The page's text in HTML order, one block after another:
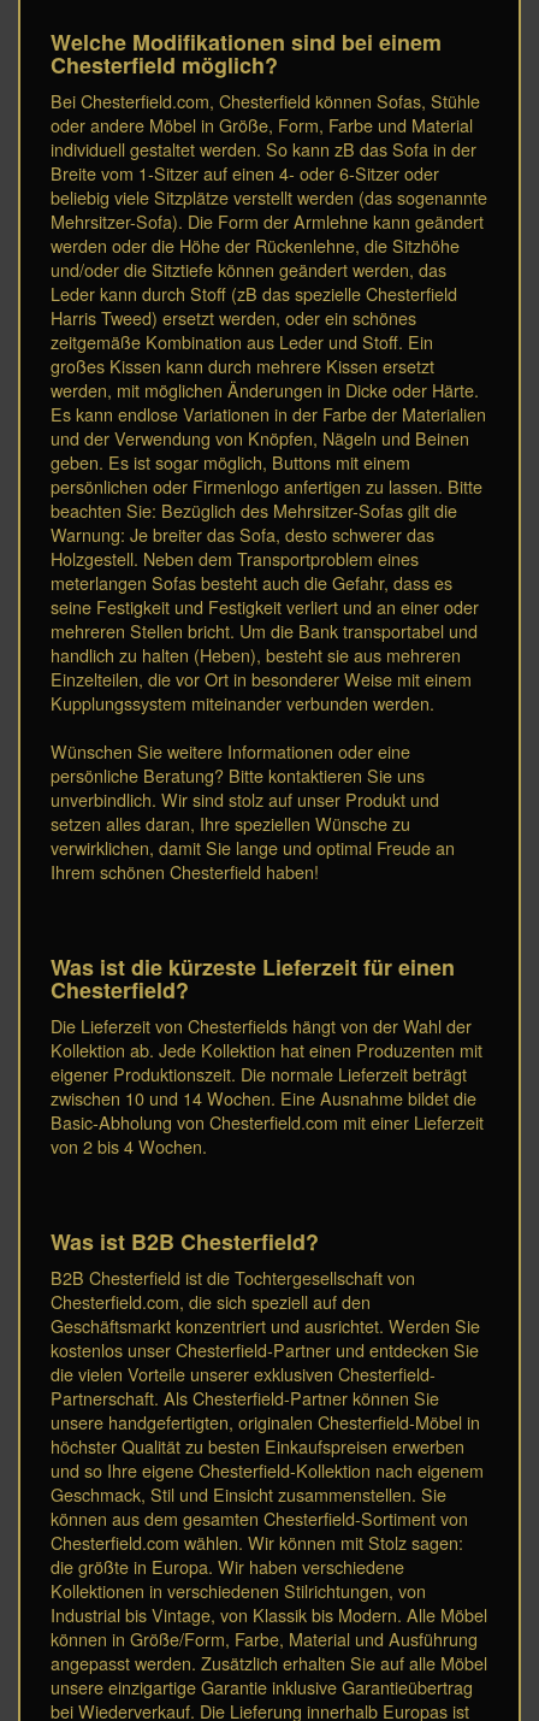
Welche Modifikationen sind bei einem
Chesterfield möglich?
Bei Chesterfield.com, Chesterfield können Sofas, Stühle
oder andere Möbel in Größe, Form, Farbe und Material
individuell gestaltet werden. So kann zB das Sofa in der
Breite vom 1-Sitzer auf einen 4- oder 6-Sitzer oder
beliebig viele Sitzplätze verstellt werden (das sogenannte
Mehrsitzer-Sofa). Die Form der Armlehne kann geändert
werden oder die Höhe der Rückenlehne, die Sitzhöhe
und/oder die Sitztiefe können geändert werden, das
Leder kann durch Stoff (zB das spezielle Chesterfield
Harris Tweed) ersetzt werden, oder ein schönes
zeitgemäße Kombination aus Leder und Stoff. Ein
großes Kissen kann durch mehrere Kissen ersetzt
werden, mit möglichen Änderungen in Dicke oder Härte.
Es kann endlose Variationen in der Farbe der Materialien
und der Verwendung von Knöpfen, Nägeln und Beinen
geben. Es ist sogar möglich, Buttons mit einem
persönlichen oder Firmenlogo anfertigen zu lassen. Bitte
beachten Sie: Bezüglich des Mehrsitzer-Sofas gilt die
Warnung: Je breiter das Sofa, desto schwerer das
Holzgestell. Neben dem Transportproblem eines
meterlangen Sofas besteht auch die Gefahr, dass es
seine Festigkeit und Festigkeit verliert und an einer oder
mehreren Stellen bricht. Um die Bank transportabel und
handlich zu halten (Heben), besteht sie aus mehreren
Einzelteilen, die vor Ort in besonderer Weise mit einem
Kupplungssystem miteinander verbunden werden.
Wünschen Sie weitere Informationen oder eine
persönliche Beratung? Bitte kontaktieren Sie uns
unverbindlich. Wir sind stolz auf unser Produkt und
setzen alles daran, Ihre speziellen Wünsche zu
verwirklichen, damit Sie lange und optimal Freude an
Ihrem schönen Chesterfield haben!
Was ist die kürzeste Lieferzeit für einen
Chesterfield?
Die Lieferzeit von Chesterfields hängt von der Wahl der
Kollektion ab. Jede Kollektion hat einen Produzenten mit
eigener Produktionszeit. Die normale Lieferzeit beträgt
zwischen 10 und 14 Wochen. Eine Ausnahme bildet die
Basic-Abholung von Chesterfield.com mit einer Lieferzeit
von 2 bis 4 Wochen.
Was ist B2B Chesterfield?
B2B Chesterfield ist die Tochtergesellschaft von
Chesterfield.com, die sich speziell auf den
Geschäftsmarkt konzentriert und ausrichtet. Werden Sie
kostenlos unser Chesterfield-Partner und entdecken Sie
die vielen Vorteile unserer exklusiven Chesterfield-
Partnerschaft. Als Chesterfield-Partner können Sie
unsere handgefertigten, originalen Chesterfield-Möbel in
höchster Qualität zu besten Einkaufspreisen erwerben
und so Ihre eigene Chesterfield-Kollektion nach eigenem
Geschmack, Stil und Einsicht zusammenstellen. Sie
können aus dem gesamten Chesterfield-Sortiment von
Chesterfield.com wählen. Wir können mit Stolz sagen:
die größte in Europa. Wir haben verschiedene
Kollektionen in verschiedenen Stilrichtungen, von
Industrial bis Vintage, von Klassik bis Modern. Alle Möbel
können in Größe/Form, Farbe, Material und Ausführung
angepasst werden. Zusätzlich erhalten Sie auf alle Möbel
unsere einzigartige Garantie inklusive Garantieübertrag
bei Wiederverkauf. Die Lieferung innerhalb Europas ist